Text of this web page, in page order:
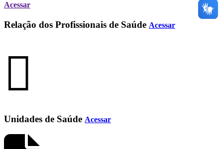
Acessar
Relação dos Profissionais de Saúde Acessar
Unidades de Saúde Acessar